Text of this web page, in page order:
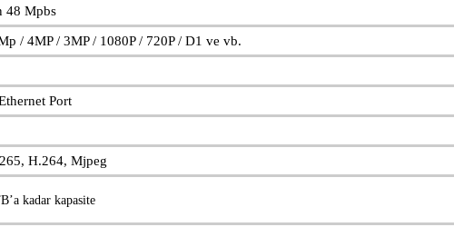
48 Mpbs
/ 4MP / 3MP / 1080P / 720P / D1 ve vb.
Port
H.264, Mjpeg
kadar kapasite